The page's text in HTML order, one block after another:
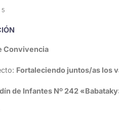
Convivencia
Fortaleciendo juntos/as los
de Infantes Nº 242